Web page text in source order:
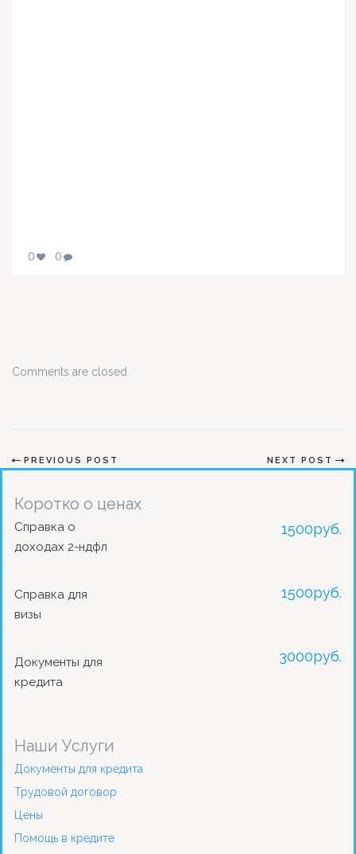
0 0
Comments are closed.
PREVIOUS POST NEXT POST
Коротко о ценах
Справка о
доходах 2-ндфл
Справка для
визы
Документы для
кредита
1500руб.
1500руб.
3000руб.
Наши Услуги
Документы для кредита
Трудовой договор
Цены
Помощь в кредите